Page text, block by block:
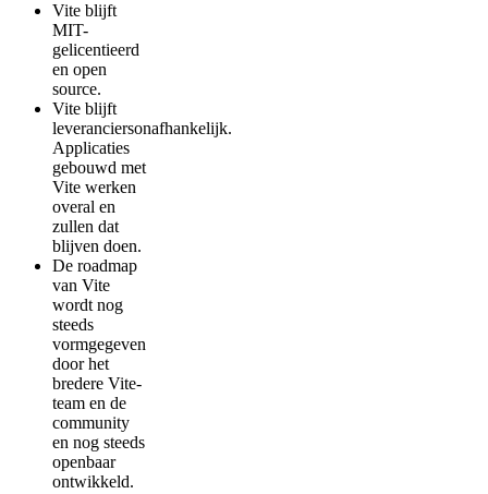
Vite blijft
MIT-
gelicentieerd
en open
source.
Vite blijft
leveranciersonafhankelijk.
Applicaties
gebouwd met
Vite werken
overal en
zullen dat
blijven doen.
De roadmap
van Vite
wordt nog
steeds
vormgegeven
door het
bredere Vite-
team en de
community
en nog steeds
openbaar
ontwikkeld.